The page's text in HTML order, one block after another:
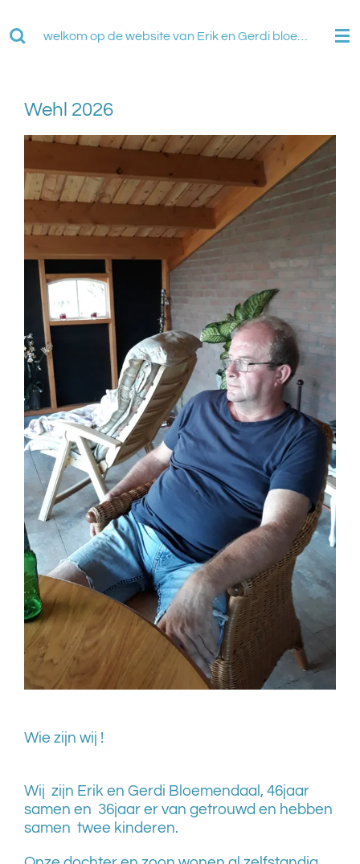
direct
Wehl 2026
Wie zijn wij !
Wij zijn Erik en Gerdi Bloemendaal, 46jaar
samen en 36jaar er van getrouwd en hebben
samen twee kinderen.